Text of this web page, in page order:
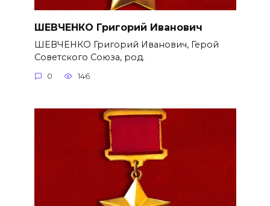
ШЕВЧЕНКО Григорий Иванович
ШЕВЧЕНКО Григорий Иванович, Герой
Советского Союза, род.
0 146